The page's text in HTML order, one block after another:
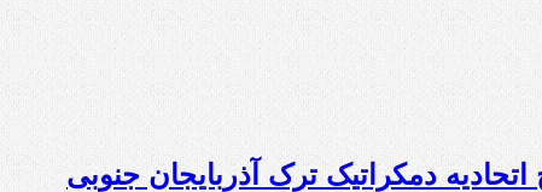
اتحادیه دمکراتیک ترک آذربایجان جنوبی